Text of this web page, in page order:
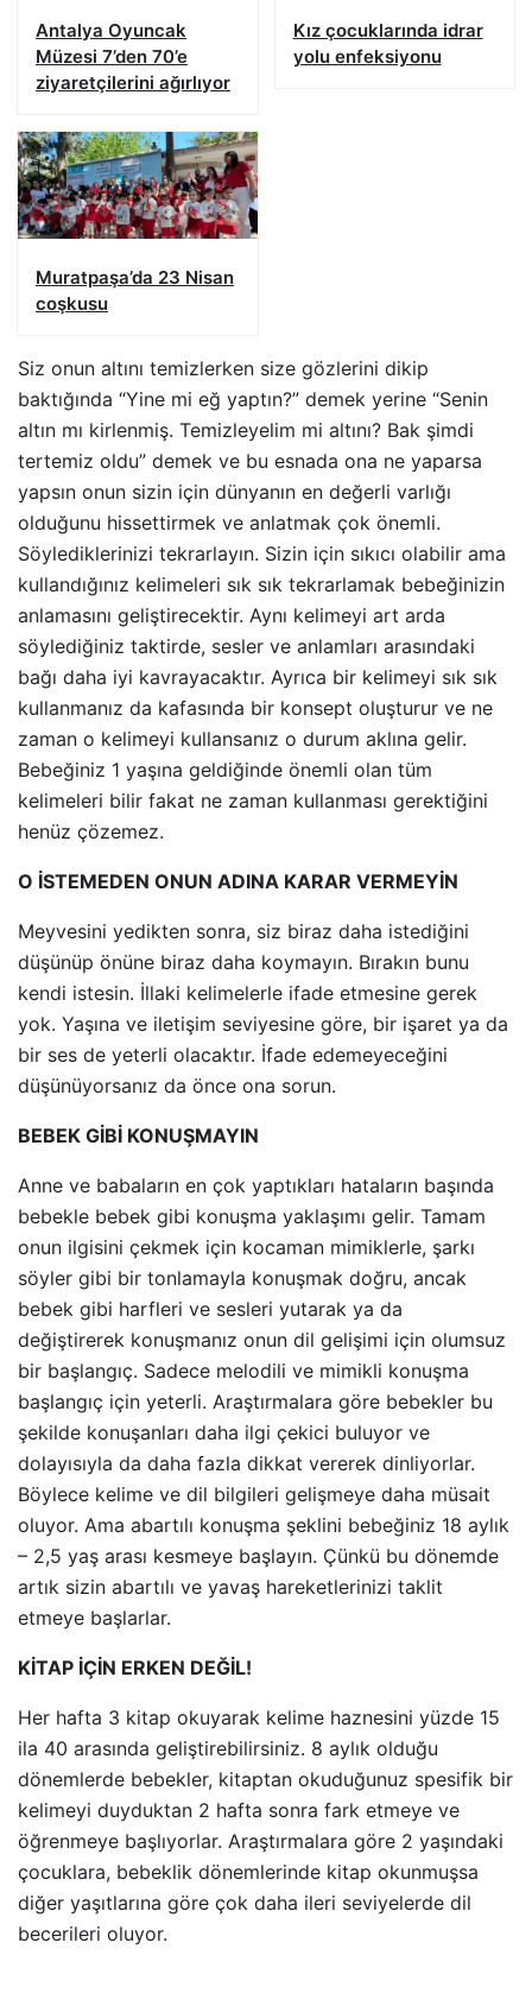
Antalya Oyuncak
Müzesi 7’den 70’e
ziyaretçilerini ağırlıyor
Kız çocuklarında idrar
yolu enfeksiyonu
Muratpaşa’da 23 Nisan
coşkusu
Siz onun altını temizlerken size gözlerini dikip
baktığında “Yine mi eğ yaptın?” demek yerine “Senin
altın mı kirlenmiş. Temizleyelim mi altını? Bak şimdi
tertemiz oldu” demek ve bu esnada ona ne yaparsa
yapsın onun sizin için dünyanın en değerli varlığı
olduğunu hissettirmek ve anlatmak çok önemli.
Söylediklerinizi tekrarlayın. Sizin için sıkıcı olabilir ama
kullandığınız kelimeleri sık sık tekrarlamak bebeğinizin
anlamasını geliştirecektir. Aynı kelimeyi art arda
söylediğiniz taktirde, sesler ve anlamları arasındaki
bağı daha iyi kavrayacaktır. Ayrıca bir kelimeyi sık sık
kullanmanız da kafasında bir konsept oluşturur ve ne
zaman o kelimeyi kullansanız o durum aklına gelir.
Bebeğiniz 1 yaşına geldiğinde önemli olan tüm
kelimeleri bilir fakat ne zaman kullanması gerektiğini
henüz çözemez.
O İSTEMEDEN ONUN ADINA KARAR VERMEYİN
Meyvesini yedikten sonra, siz biraz daha istediğini
düşünüp önüne biraz daha koymayın. Bırakın bunu
kendi istesin. İllaki kelimelerle ifade etmesine gerek
yok. Yaşına ve iletişim seviyesine göre, bir işaret ya da
bir ses de yeterli olacaktır. İfade edemeyeceğini
düşünüyorsanız da önce ona sorun.
BEBEK GİBİ KONUŞMAYIN
Anne ve babaların en çok yaptıkları hataların başında
bebekle bebek gibi konuşma yaklaşımı gelir. Tamam
onun ilgisini çekmek için kocaman mimiklerle, şarkı
söyler gibi bir tonlamayla konuşmak doğru, ancak
bebek gibi harfleri ve sesleri yutarak ya da
değiştirerek konuşmanız onun dil gelişimi için olumsuz
bir başlangıç. Sadece melodili ve mimikli konuşma
başlangıç için yeterli. Araştırmalara göre bebekler bu
şekilde konuşanları daha ilgi çekici buluyor ve
dolayısıyla da daha fazla dikkat vererek dinliyorlar.
Böylece kelime ve dil bilgileri gelişmeye daha müsait
oluyor. Ama abartılı konuşma şeklini bebeğiniz 18 aylık
– 2,5 yaş arası kesmeye başlayın. Çünkü bu dönemde
artık sizin abartılı ve yavaş hareketlerinizi taklit
etmeye başlarlar.
KİTAP İÇİN ERKEN DEĞİL!
Her hafta 3 kitap okuyarak kelime haznesini yüzde 15
ila 40 arasında geliştirebilirsiniz. 8 aylık olduğu
dönemlerde bebekler, kitaptan okuduğunuz spesifik bir
kelimeyi duyduktan 2 hafta sonra fark etmeye ve
öğrenmeye başlıyorlar. Araştırmalara göre 2 yaşındaki
çocuklara, bebeklik dönemlerinde kitap okunmuşsa
diğer yaşıtlarına göre çok daha ileri seviyelerde dil
becerileri oluyor.